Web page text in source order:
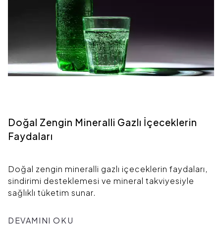
Doğal Zengin Mineralli Gazlı İçeceklerin
Faydaları
Doğal zengin mineralli gazlı içeceklerin faydaları,
sindirimi desteklemesi ve mineral takviyesiyle
sağlıklı tüketim sunar.
DEVAMINI OKU